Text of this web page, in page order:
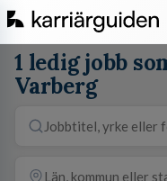
1 ledig jobb
Varberg